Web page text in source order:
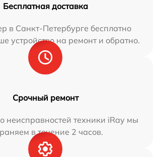
Бесплатная доставка
в Санкт-Петербурге бесплатно
устройство на ремонт и обратно.
Срочный ремонт
неисправностей техники iRay мы
в течение 2 часов.